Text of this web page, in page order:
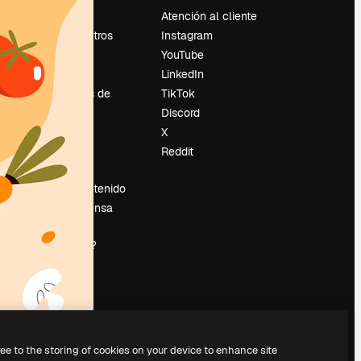
Precios
Sobre nosotros
Reviews
Empleo
Tendencias de
búsqueda
Blog
Eventos
Slidesgo
Vender contenido
Sala de prensa
¿Buscas
magnific.ai?
Atención al cliente
Instagram
YouTube
LinkedIn
TikTok
Discord
X
Reddit
to the storing of cookies on your device to enhance site